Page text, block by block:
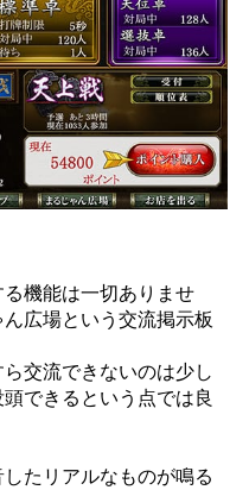
機能は一切ありませ
広場という交流掲示板
交流できないのは少し
できるという点では良
たリアルなものが鳴る